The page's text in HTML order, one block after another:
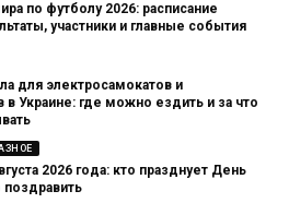
по футболу 2026: расписание
участники и главные события
для электросамокатов и
в Украине: где можно ездить и за что
2026 года: кто празднует День
поздравить